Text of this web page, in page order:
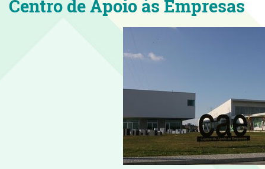
Centro de Apoio às Empresas